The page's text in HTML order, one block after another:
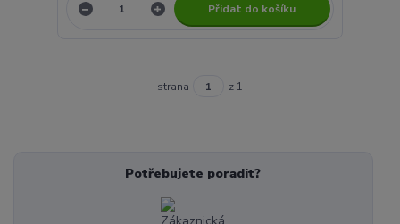
Přidat do košíku
strana z 1
Potřebujete poradit?